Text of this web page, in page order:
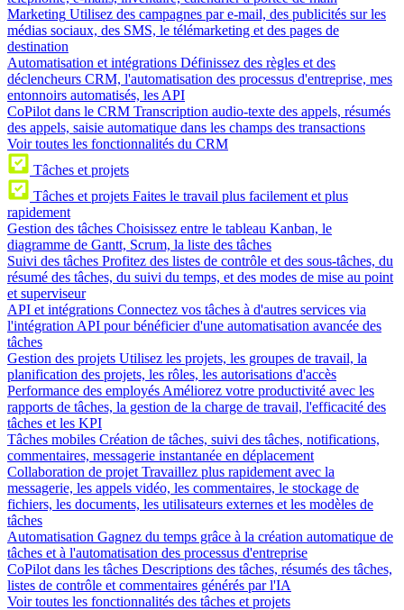
Marketing Utilisez des campagnes par e-mail, des publicités sur les
médias sociaux, des SMS, le télémarketing et des pages de
destination
Automatisation et intégrations Définissez des règles et des
déclencheurs CRM, l'automatisation des processus d'entreprise, mes
entonnoirs automatisés, les API
CoPilot dans le CRM Transcription audio-texte des appels, résumés
des appels, saisie automatique dans les champs des transactions
Voir toutes les fonctionnalités du CRM
Tâches et projets
Tâches et projets Faites le travail plus facilement et plus
rapidement
Gestion des tâches Choisissez entre le tableau Kanban, le
diagramme de Gantt, Scrum, la liste des tâches
Suivi des tâches Profitez des listes de contrôle et des sous-tâches, du
résumé des tâches, du suivi du temps, et des modes de mise au point
et superviseur
API et intégrations Connectez vos tâches à d'autres services via
l'intégration API pour bénéficier d'une automatisation avancée des
tâches
Gestion des projets Utilisez les projets, les groupes de travail, la
planification des projets, les rôles, les autorisations d'accès
Performance des employés Améliorez votre productivité avec les
rapports de tâches, la gestion de la charge de travail, l'efficacité des
tâches et les KPI
Tâches mobiles Création de tâches, suivi des tâches, notifications,
commentaires, messagerie instantanée en déplacement
Collaboration de projet Travaillez plus rapidement avec la
messagerie, les appels vidéo, les commentaires, le stockage de
fichiers, les documents, les utilisateurs externes et les modèles de
tâches
Automatisation Gagnez du temps grâce à la création automatique de
tâches et à l'automatisation des processus d'entreprise
CoPilot dans les tâches Descriptions des tâches, résumés des tâches,
listes de contrôle et commentaires générés par l'IA
Voir toutes les fonctionnalités des tâches et projets